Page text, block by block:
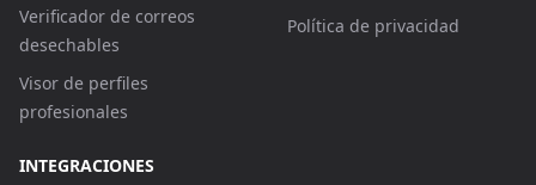
Verificador de correos
desechables
Visor de perfiles
profesionales
INTEGRACIONES
Política de privacidad